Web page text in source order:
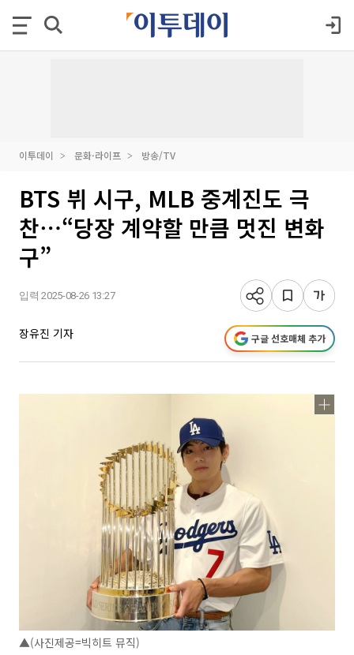
이투데이 문화·라이프 방송/TV
BTS 뷔 시구, MLB 중계진도 극
찬⋯“당장 계약할 만큼 멋진 변화
구”
입력 2025-08-26 13:27
장유진 기자 구글 선호매체 추가
▲(사진제공=빅히트 뮤직)